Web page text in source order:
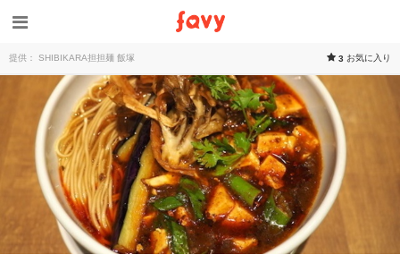
提供： SHIBIKARA担担麺 飯塚 3 お気に入り